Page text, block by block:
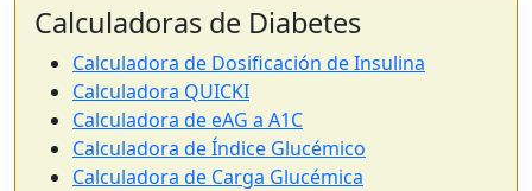
Calculadoras de Diabetes
Calculadora de Dosificación de Insulina
Calculadora QUICKI
Calculadora de eAG a A1C
Calculadora de Índice Glucémico
Calculadora de Carga Glucémica